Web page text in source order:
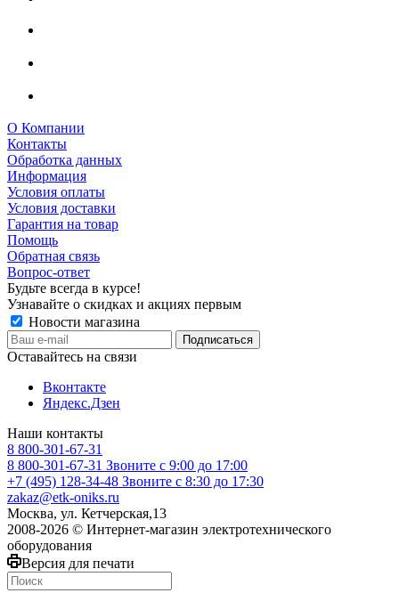
О Компании
Контакты
Обработка данных
Информация
Условия оплаты
Условия доставки
Гарантия на товар
Помощь
Обратная связь
Вопрос-ответ
Будьте всегда в курсе!
Узнавайте о скидках и акциях первым
Новости магазина
Оставайтесь на связи
Вконтакте
Яндекс.Дзен
Наши контакты
8 800-301-67-31
8 800-301-67-31 Звоните с 9:00 до 17:00
+7 (495) 128-34-48 Звоните с 8:30 до 17:30
zakaz@etk-oniks.ru
Москва, ул. Кетчерская,13
2008-2026 © Интернет-магазин электротехнического
оборудования
Версия для печати